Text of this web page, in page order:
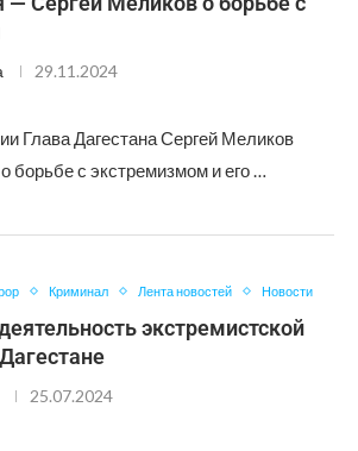
29.11.2024
Глава Дагестана Сергей Меликов
борьбе с экстремизмом и его …
Криминал Лента новостей Новости
экстремистской
25.07.2024